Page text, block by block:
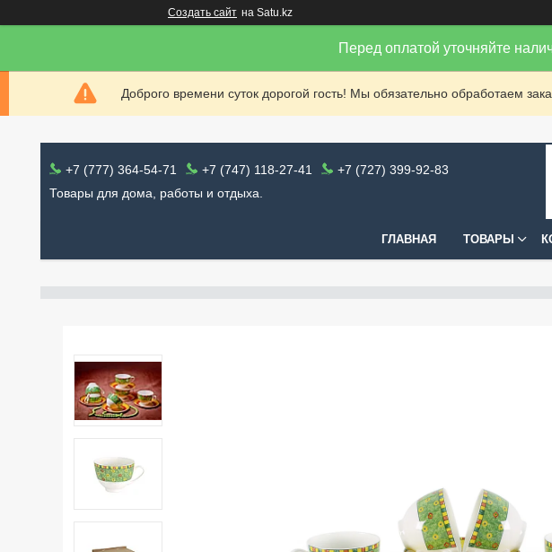
Создать сайт на Satu.kz
Перед оплатой уточняйте
Доброго времени суток дорогой гость! Мы обязательно обработаем
+7 (777) 364-54-71 +7 (747) 118-27-41
+7 (727) 399-92-83
Товары для дома, работы и отдыха.
ГЛАВНАЯ ТОВАРЫ